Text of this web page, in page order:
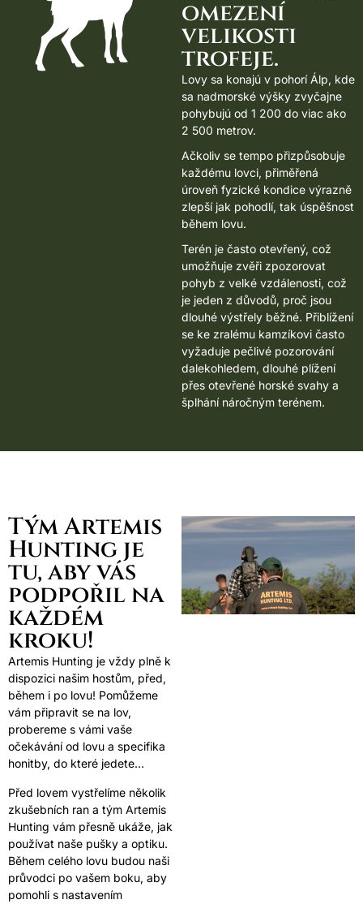
omezení
velikosti
trofeje.
Lovy sa konajú v pohorí Álp, kde
sa nadmorské výšky zvyčajne
pohybujú od 1 200 do viac ako
2 500 metrov.
Ačkoliv se tempo přizpůsobuje
každému lovci, přiměřená
úroveň fyzické kondice výrazně
zlepší jak pohodlí, tak úspěšnost
během lovu.
Terén je často otevřený, což
umožňuje zvěři zpozorovat
pohyb z velké vzdálenosti, což
je jeden z důvodů, proč jsou
dlouhé výstřely běžné. Přiblížení
se ke zralému kamzíkovi často
vyžaduje pečlivé pozorování
dalekohledem, dlouhé plížení
přes otevřené horské svahy a
šplhání náročným terénem.
Tým Artemis
Hunting je
tu, aby vás
podpořil na
každém
kroku!
Artemis Hunting je vždy plně k
dispozici našim hostům, před,
během i po lovu! Pomůžeme
vám připravit se na lov,
probereme s vámi vaše
očekávání od lovu a specifika
honitby, do které jedete…
Před lovem vystřelíme několik
zkušebních ran a tým Artemis
Hunting vám přesně ukáže, jak
používat naše pušky a optiku.
Během celého lovu budou naši
průvodci po vašem boku, aby
pomohli s nastavením